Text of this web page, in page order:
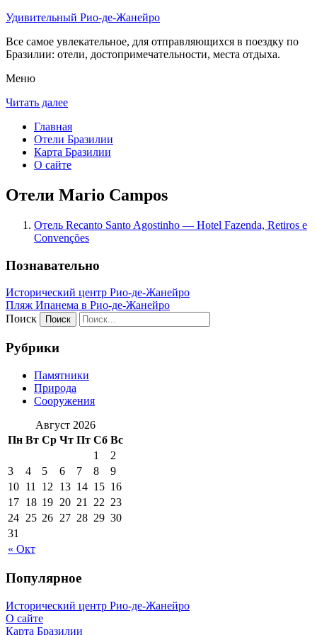
Удивительный Рио-де-Жанейро
Все самое увлекательное, для отправляющихся в поездку по
Бразилии: отели, достопримечательности, места отдыха.
Меню
Читать далее
Главная
Отели Бразилии
Карта Бразилии
О сайте
Отели Mario Campos
Отель Recanto Santo Agostinho — Hotel Fazenda, Retiros e
Convenções
Познавательно
Исторический центр Рио-де-Жанейро
Пляж Ипанема в Рио-де-Жанейро
Поиск
Рубрики
Памятники
Природа
Сооружения
Август 2026
Пн Вт Ср Чт Пт Сб Вс
« Окт
1
2
3
4 5 6 7 8
9
10 11 12 13 14 15 16
17 18 19 20 21 22 23
24 25 26 27 28 29 30
31
Популярное
Исторический центр Рио-де-Жанейро
О сайте
Карта Бразилии